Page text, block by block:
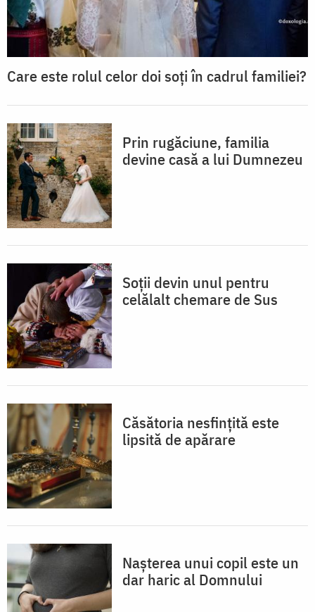
Care este rolul celor doi soți în cadrul familiei?
Prin rugăciune, familia
devine casă a lui Dumnezeu
Soții devin unul pentru
celălalt chemare de Sus
Căsătoria nesfințită este
lipsită de apărare
Nașterea unui copil este un
dar haric al Domnului